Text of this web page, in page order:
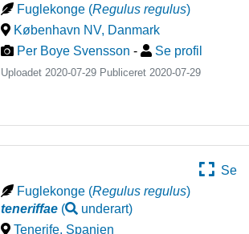
Fuglekonge (Regulus regulus)
København NV, Danmark
Per Boye Svensson - Se profil
Uploadet 2020-07-29 Publiceret 2020-07-29
Se
Fuglekonge (Regulus regulus)
teneriffae ( underart)
Tenerife, Spanien